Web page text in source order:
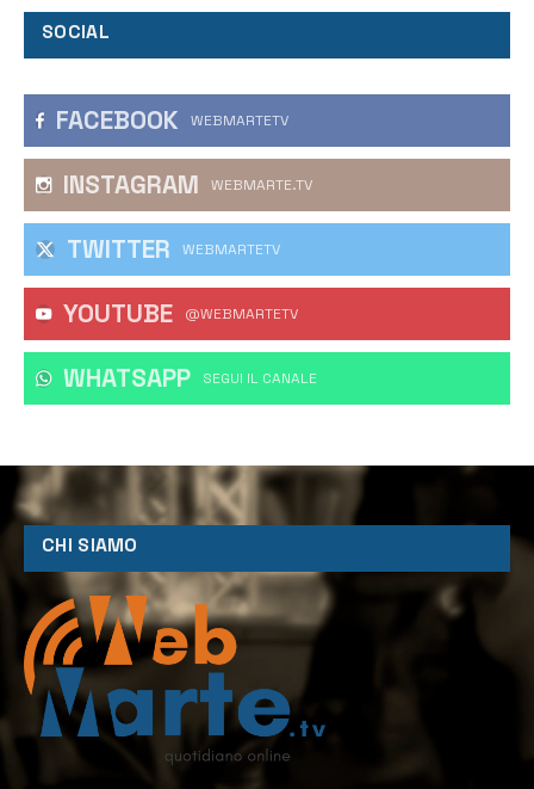
SOCIAL
FACEBOOK WEBMARTETV
INSTAGRAM WEBMARTE.TV
TWITTER WEBMARTETV
YOUTUBE @WEBMARTETV
WHATSAPP ‎SEGUI IL CANALE
CHI SIAMO